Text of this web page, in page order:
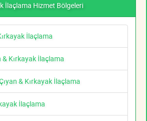
İlaçlama Hizmet Bölgeleri
İlaçlama
& Kırkayak İlaçlama
& Kırkayak İlaçlama
İlaçlama